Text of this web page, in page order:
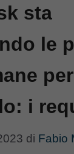
sta
le
i
di Fabio